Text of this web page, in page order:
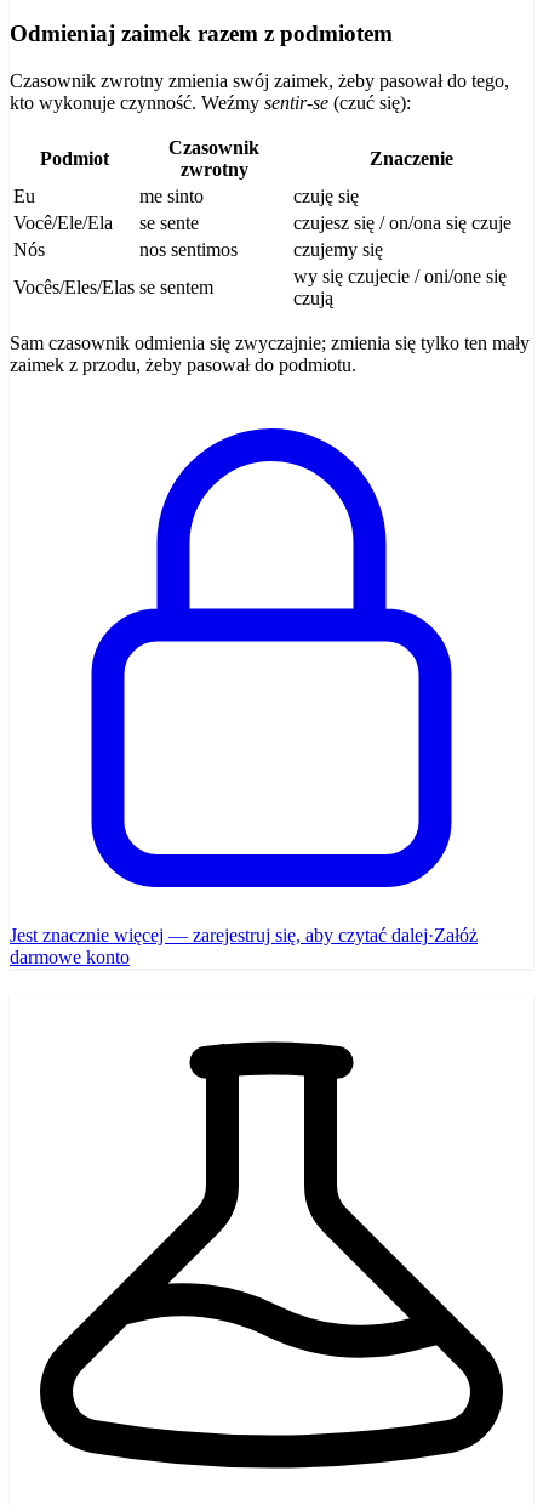
Odmieniaj zaimek razem z podmiotem
Czasownik zwrotny zmienia swój zaimek, żeby pasował do tego,
kto wykonuje czynność. Weźmy sentir-se (czuć się):
Podmiot
Czasownik
zwrotny
Znaczenie
Eu
me sinto
czuję się
Você/Ele/Ela
se sente
czujesz się / on/ona się czuje
Nós
nos sentimos
czujemy się
Vocês/Eles/Elas se sentem
wy się czujecie / oni/one się
czują
Sam czasownik odmienia się zwyczajnie; zmienia się tylko ten mały
zaimek z przodu, żeby pasował do podmiotu.
Jest znacznie więcej — zarejestruj się, aby czytać dalej·Załóż
darmowe konto